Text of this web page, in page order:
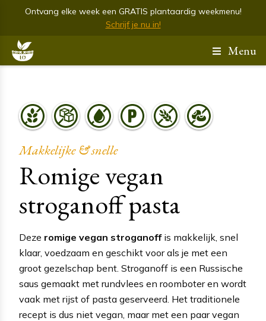
Ontvang elke week een GRATIS plantaardig weekmenu!
Schrijf je nu in!
Menu
Makkelijke & snelle
Romige vegan
stroganoff pasta
Deze romige vegan stroganoff is makkelijk, snel
klaar, voedzaam en geschikt voor als je met een
groot gezelschap bent. Stroganoff is een Russische
saus gemaakt met rundvlees en roomboter en wordt
vaak met rijst of pasta geserveerd. Het traditionele
recept is dus niet vegan, maar met een paar vegan